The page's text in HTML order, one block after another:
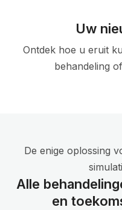
Uw
Ontdek hoe u eruit
behandeling
De enige oplossing
Alle
en